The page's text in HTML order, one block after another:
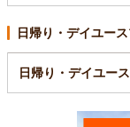
日帰り・デイユー
日帰り・デイユース